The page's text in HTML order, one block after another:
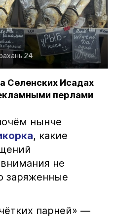
24
Селенских Исадах
перлами
нынче
, какие
не
заряженные
парней» —